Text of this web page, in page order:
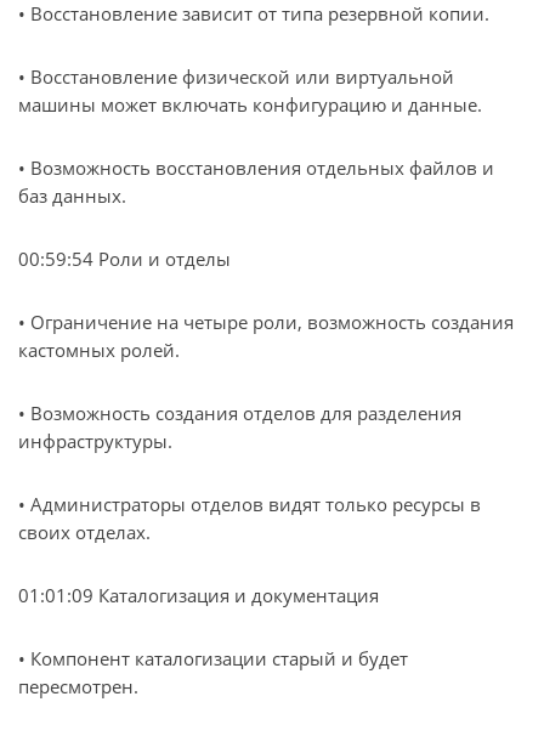
• Восстановление зависит от типа резервной копии.
• Восстановление физической или виртуальной
машины может включать конфигурацию и данные.
• Возможность восстановления отдельных файлов и
баз данных.
00:59:54 Роли и отделы
• Ограничение на четыре роли, возможность создания
кастомных ролей.
• Возможность создания отделов для разделения
инфраструктуры.
• Администраторы отделов видят только ресурсы в
своих отделах.
01:01:09 Каталогизация и документация
• Компонент каталогизации старый и будет
пересмотрен.